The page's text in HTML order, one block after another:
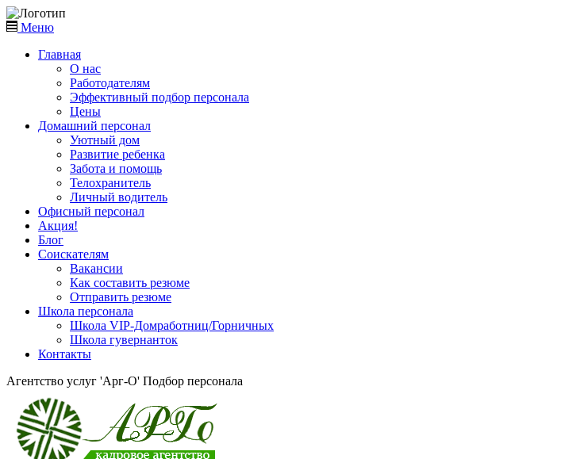
Меню
Главная
О нас
Работодателям
Эффективный подбор персонала
Цены
Домашний персонал
Уютный дом
Развитие ребенка
Забота и помощь
Телохранитель
Личный водитель
Офисный персонал
Акция!
Блог
Соискателям
Вакансии
Как составить резюме
Отправить резюме
Школа персонала
Школа VIP-Домработниц/Горничных
Школа гувернанток
Контакты
Агентство услуг 'Арг-О' Подбор персонала